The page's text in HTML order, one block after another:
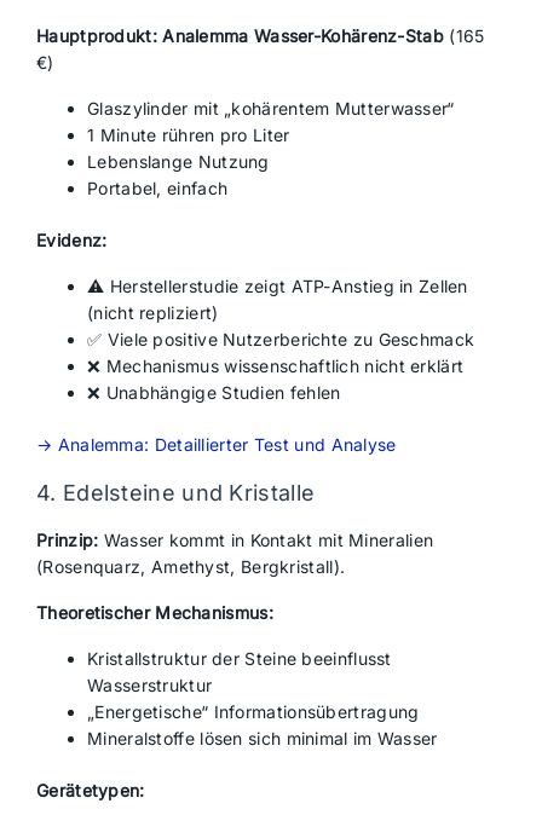
Hauptprodukt: Analemma Wasser-Kohärenz-Stab(165
€)
Glaszylinder mit „kohärentem Mutterwasser“
1 Minute rühren pro Liter
Lebenslange Nutzung
Portabel, einfach
Evidenz:
⚠️ Herstellerstudie zeigt ATP-Anstieg in Zellen
(nicht repliziert)
✅ Viele positive Nutzerberichte zu Geschmack
❌ Mechanismus wissenschaftlich nicht erklärt
❌ Unabhängige Studien fehlen
→ Analemma: Detaillierter Test und Analyse
4. Edelsteine und Kristalle
Prinzip: Wasser kommt in Kontakt mit Mineralien
(Rosenquarz, Amethyst, Bergkristall).
Theoretischer Mechanismus:
Kristallstruktur der Steine beeinflusst
Wasserstruktur
„Energetische“ Informationsübertragung
Mineralstoffe lösen sich minimal im Wasser
Gerätetypen: